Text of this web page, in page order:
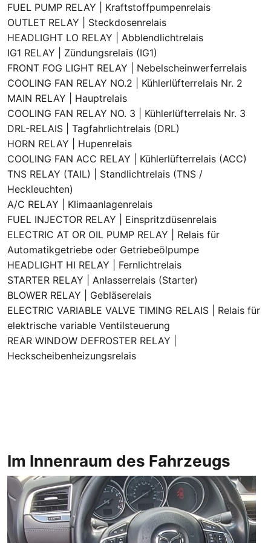
FUEL PUMP RELAY | Kraftstoffpumpenrelais
OUTLET RELAY | Steckdosenrelais
HEADLIGHT LO RELAY | Abblendlichtrelais
IG1 RELAY | Zündungsrelais (IG1)
FRONT FOG LIGHT RELAY | Nebelscheinwerferrelais
COOLING FAN RELAY NO.2 | Kühlerlüfterrelais Nr. 2
MAIN RELAY | Hauptrelais
COOLING FAN RELAY NO. 3 | Kühlerlüfterrelais Nr. 3
DRL-RELAIS | Tagfahrlichtrelais (DRL)
HORN RELAY | Hupenrelais
COOLING FAN ACC RELAY | Kühlerlüfterrelais (ACC)
TNS RELAY (TAIL) | Standlichtrelais (TNS /
Heckleuchten)
A/C RELAY | Klimaanlagenrelais
FUEL INJECTOR RELAY | Einspritzdüsenrelais
ELECTRIC AT OR OIL PUMP RELAY | Relais für
Automatikgetriebe oder Getriebeölpumpe
HEADLIGHT HI RELAY | Fernlichtrelais
STARTER RELAY | Anlasserrelais (Starter)
BLOWER RELAY | Gebläserelais
ELECTRIC VARIABLE VALVE TIMING RELAIS | Relais für
elektrische variable Ventilsteuerung
REAR WINDOW DEFROSTER RELAY |
Heckscheibenheizungsrelais
Im Innenraum des Fahrzeugs